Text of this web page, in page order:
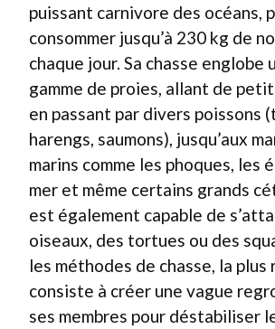
puissant carnivore des océans,
consommer jusqu’à 230 kg de
chaque jour. Sa chasse englobe
gamme de proies, allant de
en passant par divers poissons
harengs, saumons), jusqu’aux
marins comme les phoques, les
mer et même certains grands
est également capable de
oiseaux, des tortues ou des
les méthodes de chasse, la plus
consiste à créer une vague
ses membres pour déstabiliser